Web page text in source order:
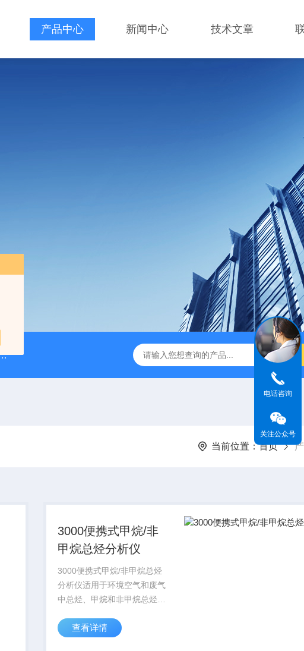
产品中心 新闻中心 技术文章
SDEIAS 系列自动化验系统 2104自动清罐仪 SDXNS100高温燃
当前位置：首页
3000便携式甲烷/非
甲烷总烃分析仪
3000便携式甲烷/非甲烷总烃
分析仪适用于环境空气和废气
中总烃、甲烷和非甲烷总烃便
废气总烃、甲烷和非甲烷总烃
查看详情
电话咨询
关注公众号